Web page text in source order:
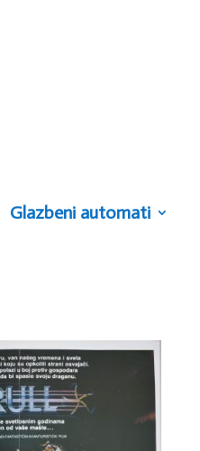
Glazbeni automati